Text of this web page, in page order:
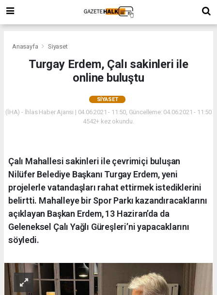
Anasayfa Siyaset
Turgay Erdem, Çalı sakinleri ile
online buluştu
SIYASET
(İHA) - İhlas Haber Ajansı | 04.06.2021 - 11:50, Güncelleme: 04.06.2021 - 11:50
4542+ kez okundu.
Çalı Mahallesi sakinleri ile çevrimiçi buluşan
Nilüfer Belediye Başkanı Turgay Erdem, yeni
projelerle vatandaşları rahat ettirmek istediklerini
belirtti. Mahalleye bir Spor Parkı kazandıracaklarını
açıklayan Başkan Erdem, 13 Haziran’da da
Geleneksel Çalı Yağlı Güreşleri’ni yapacaklarını
söyledi.